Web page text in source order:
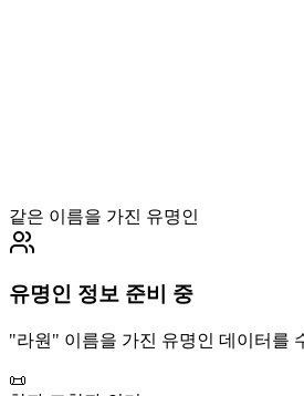
같은 이름을 가진 유명인
유명인 정보 준비 중
"라원 " 이름을 가진 유명인 데이터를
📜